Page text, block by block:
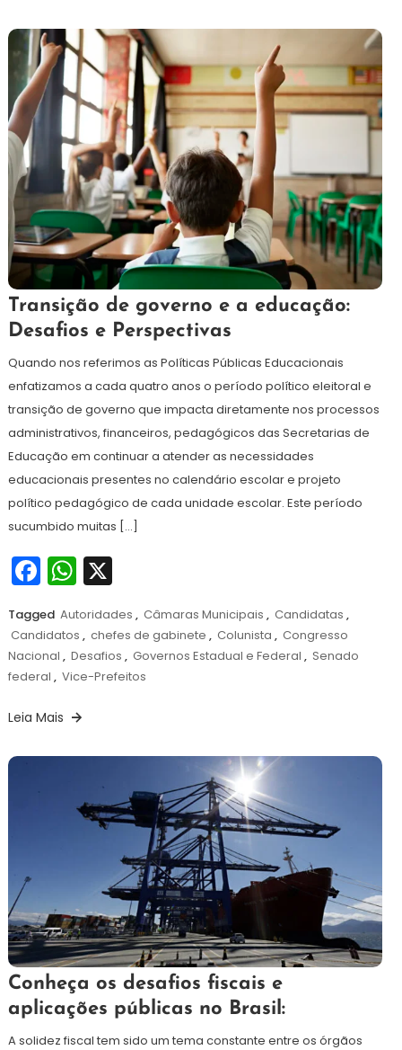
30
de
setembro
de
2024
Redação
Transição de governo e a educação:
Desafios e Perspectivas
Quando nos referimos as Políticas Públicas Educacionais
enfatizamos a cada quatro anos o período político eleitoral e
transição de governo que impacta diretamente nos processos
administrativos, financeiros, pedagógicos das Secretarias de
Educação em continuar a atender as necessidades
educacionais presentes no calendário escolar e projeto
político pedagógico de cada unidade escolar. Este período
sucumbido muitas […]
Facebook
WhatsApp
X
Tagged Autoridades , Câmaras Municipais , Candidatas ,
Candidatos , chefes de gabinete , Colunista , Congresso
Nacional , Desafios , Governos Estadual e Federal , Senado
federal , Vice-Prefeitos
Leia Mais
16
de
setembro
de
Redação
Conheça os desafios fiscais e
aplicações públicas no Brasil:
A solidez fiscal tem sido um tema constante entre os órgãos